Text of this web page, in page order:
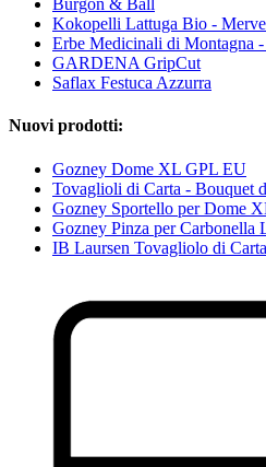
Burgon & Ball
Kokopelli Lattuga Bio -
Erbe Medicinali di Montagna -
GARDENA GripCut
Saflax Festuca Azzurra
Nuovi prodotti:
Gozney Dome XL GPL EU
Tovaglioli di Carta - Bouquet
Gozney Sportello per Dome
Gozney Pinza per Carbonella
IB Laursen Tovagliolo di